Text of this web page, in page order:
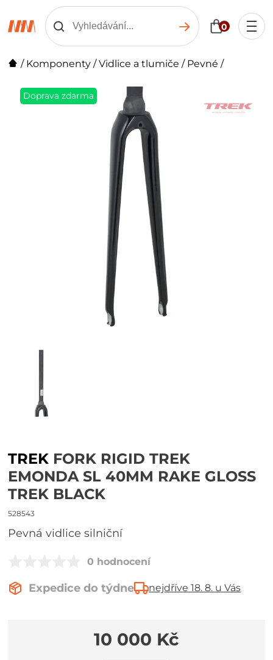
0
/ Komponenty /Vidlice a tlumiče / Pevné /
Doprava zdarma
TREK FORK RIGID TREK
EMONDA SL 40MM RAKE GLOSS
TREK BLACK
528543
Pevná vidlice silniční
0 hodnocení
Expedice do týdne nejdříve 18. 8. u Vás
10 000 Kč